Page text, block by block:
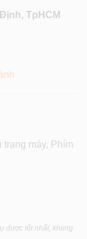
TpHCM
máy, Phím
được tốt nhất, khung